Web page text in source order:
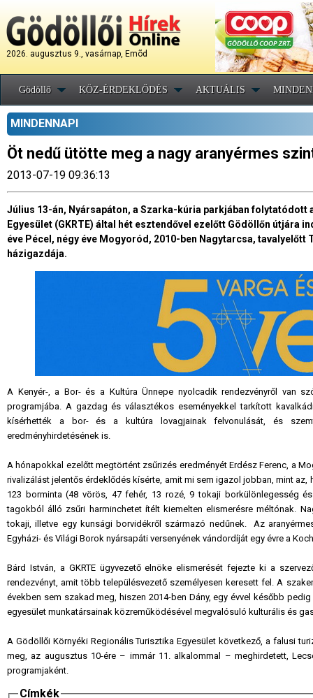
2026. augusztus 9., vasárnap, Emõd
Gödöllő KÖZ-ÉRDEKLŐDÉS AKTUÁLIS
MINDENNAPI
Öt nedű ütötte meg a nagy aranyérmes
2013-07-19 09:36:13
Július 13-án, Nyársapáton, a Szarka-kúria parkjában
Egyesület (GKRTE) által hét esztendővel ezelőtt Gödöllőn útjára
éve Pécel, négy éve Mogyoród, 2010-ben Nagytarcsa,
házigazdája.
A Kenyér-, a Bor- és a Kultúra Ünnepe nyolcadik rendezvényről van
programjába. A gazdag és választékos eseményekkel tarkított
kísérhették a bor- és a kultúra lovagjainak felvonulását, és
eredményhirdetésének is.
A hónapokkal ezelőtt megtörtént zsűrizés eredményét Erdész Ferenc, a
rivalizálást jelentős érdeklődés kísérte, amit mi sem igazol jobban, mint
123 borminta (48 vörös, 47 fehér, 13 rozé, 9 tokaji borkülönlegesség
tagokból álló zsűri harminchetet ítélt kiemelten elismerésre méltónak.
tokaji, illetve egy kunsági borvidékről származó nedűnek. Az
Egyházi- és Világi Borok nyársapáti versenyének vándordíját egy évre a
Bárd István, a GKRTE ügyvezető elnöke elismerését fejezte ki a
rendezvényt, amit több településvezető személyesen keresett fel. A
években sem szakad meg, hiszen 2014-ben Dány, egy évvel később
egyesület munkatársainak közreműködésével megvalósuló kulturális és
A Gödöllői Környéki Regionális Turisztika Egyesület következő, a falusi
meg, az augusztus 10-ére – immár 11. alkalommal – meghirdetett,
programjaként.
Címkék